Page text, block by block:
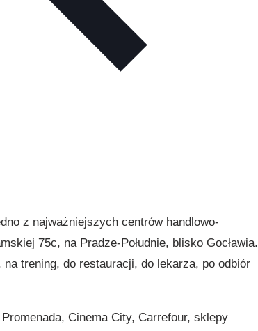
z najważniejszych centrów handlowo-
75c, na Pradze-Południe, blisko Gocławia.
trening, do restauracji, do lekarza, po odbiór
Cinema City, Carrefour, sklepy